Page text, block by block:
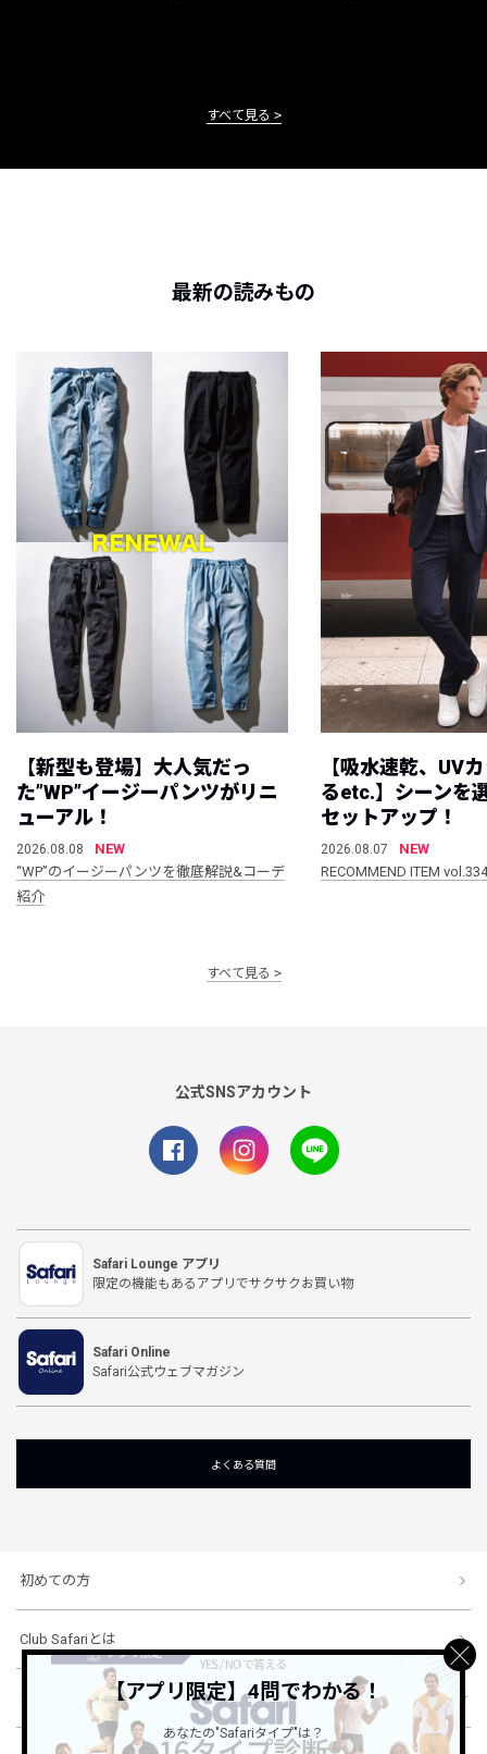
すべて見る
最新の読みもの
【新型も登場】大人気だっ
た”WP”イージーパンツがリニ
ューアル！
2026.08.08
NEW
“WP”のイージーパンツを徹底解説&コーデ
紹介
【吸水速乾、UV
るetc.】シーンを
セットアップ！
2026.08.07
NEW
RECOMMEND ITEM vol.334
すべて見る
公式SNSアカウント
Safari Lounge アプリ
限定の機能もあるアプリでサクサクお買い物
Safari Online
Safari公式ウェブマガジン
よくある質問
初めての方
Club Safariとは
ショッピングガイド【アプリ限定】4問でわかる！
あなたの"Safariタイプ"は？